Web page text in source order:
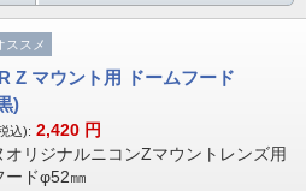
ススメ
Z マウント用 ドームフード
)
込): 2,420 円
オリジナルニコンZマウントレンズ用
ードφ52㎜